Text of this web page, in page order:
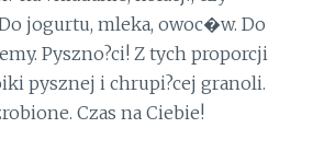
jogurtu, mleka, owoc�w. Do
Pyszno?ci! Z tych proporcji
pysznej i chrupi?cej granoli.
Czas na Ciebie!